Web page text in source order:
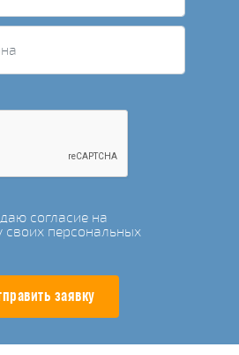
согласие на
своих персональных
заявку